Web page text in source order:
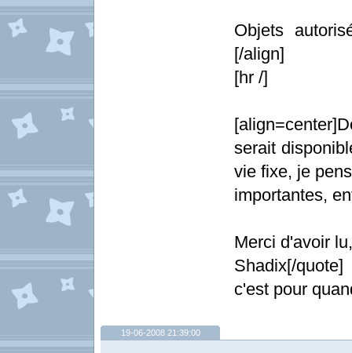
Objets
[/align]
[hr /]
serait
vie fixe, je
importantes,
Merci d'avoir lu,
Shadix[/quote]
c'est pour
19-06-2008 21:39:00